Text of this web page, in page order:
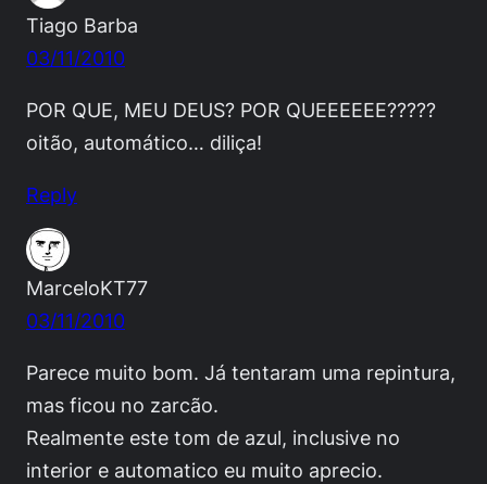
Tiago Barba
03/11/2010
POR QUE, MEU DEUS? POR QUEEEEEE?????
oitão, automático… diliça!
Reply
MarceloKT77
03/11/2010
Parece muito bom. Já tentaram uma repintura,
mas ficou no zarcão.
Realmente este tom de azul, inclusive no
interior e automatico eu muito aprecio.